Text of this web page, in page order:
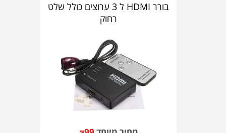
בורר HDMI ל 3 ערוצים כולל שלט
רחוק